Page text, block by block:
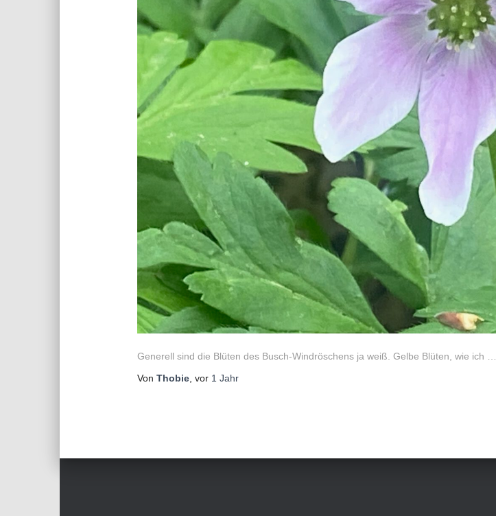
Generell sind die Blüten des Busch-Windröschens ja weiß. Gelbe Blüten, wie ich …
Von Thobie, vor 1 Jahr